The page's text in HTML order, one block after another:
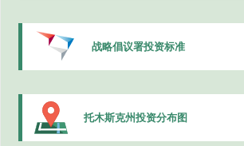
战略倡议署投资标准
托木斯克州投资分布图